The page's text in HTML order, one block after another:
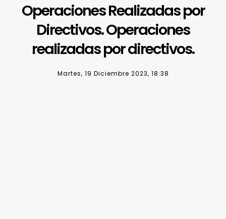
Operaciones Realizadas por
Directivos. Operaciones
realizadas por directivos.
Martes, 19 Diciembre 2023, 18:38